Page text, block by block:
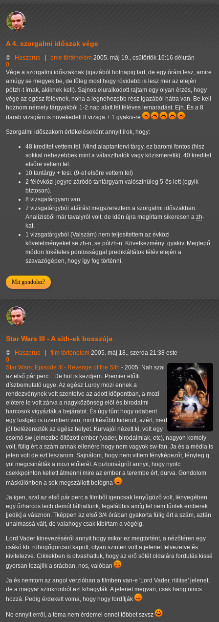
A 4. szorgalmi időszak vége
© Haszprus bme történelem 2005. máj 19., csütörtök 16:16 délután
0
Vége a szorgalmi időszaknak (igazából holnapig tart, de egy órám lesz, amire
amúgy se megyek be, de főleg most hogy rövidebb is lesz mer az elején
pótzh-t írnak, akiknek kell). Sajnos eluralkodott rajtam egy olyan érzés, hogy
vége az egész félévnek, noha a legnehezebb rész igazából hátra van. Be kell
hoznom némely tárgyakból 1-2 nap alatt fél féléves lemaradást. Ejh. És a 8
darab vizsgám is növekedett 8 vizsga + 1 gyakiv-re
Szorgalmi időszakom értékeléseként annyit írok, hogy:
48 kreditet vettem fel. Mind alaptantervi tárgy, ez baromi fontos (hisz
sokkal nehezebbek mint a választhatók vagy közismeretik). 40 kreditet
elsőre vettem fel.
10 tantárgy + tesi. (9-et elsőre vettem fel)
2 félévközi jegyre záródó tantárgyam valószínűleg 5-ös lett (egyik
biztosan).
8 vizsgatárgyam van.
7 vizsgatárgyból aláírást megszereztem a szorgalmi időszakban.
Analízisből már tavalyról volt, de idén újra megírtam sikeresen a zh-
kat.
1 vizsgatárgyból (Valszám) nem teljesítettem az évközi
követelményeket se zh-n, se pótzh-n. Következmény: gyakiv. Meglepő
módon tökéletes pontossággal prediktáltátok félév elején a
szavazógépen, hogy így fog történni.
Mit gondolsz?
Star Wars III - A sith-ek bosszúja
© Haszprus film történelem 2005. máj 18., szerda 21:38 este
0
Star Wars: Episode III - Revenge of the Sith - 2005. Nah szal
az első pár perc... De hol is kezdjem. Premier előtti
díszbemutató ugye. Az egész Lurdy mozi ennek a
rendezvénynek volt szentelve az adott időpontban, a mozi
előtere le volt zárva a nagyközönség elől és birodalmi
harcosok vigyázták a bejáratot. És úgy tűnt hogy odabent
egy füstgép is üzemben van, mint később kiderült, azért, mert
jól belézerezték az egész helyet. Kurvajól nézett ki, volt egy
csomó sw-jelmezbe öltözött ember (vader, birodalmiak, etc), nagyon komoly
volt, fülig ért a szám annak ellenére hogy nem vagyok sw-fan. Ja és a média is
jelen volt de ezt leszarom. Sajnálom, hogy nem vittem fényképezőt, tényleg q
yol megcsinálták a mozi előterét. A biztonságról annyit, hogy nyolc
csekkpointon kellett átmenni mire az ember a terembe ért, durva. Gondolom
máskülönben a sok megszállott belógna
Ja igen, szal az első pár perc a filmből igencsak lenyűgöző volt, lényegében
egy űrharcos tech demót láthattunk, legalábbis amíg fel nem tűntek emberek
[jedik] a vásznon. Tképpen az első 3/4 órában gyakorta fülig ért a szám, aztán
unalmassá vált, de valahogy csak kibírtam a végéig.
Lord Vader kinevezéséről annyit hogy mikor ez megtörtént, a nézőtéren egy
csákó kb. röhögőgörcsöt kapott, olyan szinten volt a jelenet felvezetve és
kivitelezve. Cikkekben is olvashattuk, hogy az erő sötét oldalára fordulás kissé
gyorsan lezajlik a srácban, nos, valóban
Ja és nemtom az angol verzióban a filmben van-e 'Lord Vader, riiiiise' jelenet,
de a magyar szinkronból ezt kihagyták. A jelenet megvan, csak hang nincs
hozzá. Pedig érdekelt volna, hogy hogy fordítják
No ennyit erről, a téma nem érdemel ennél többet szvsz